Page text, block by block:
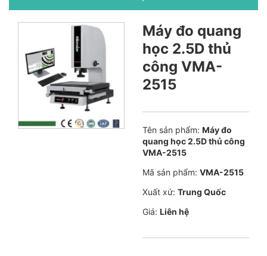
Máy đo quang
học 2.5D thủ
công VMA-
2515
Tên sản phẩm: Máy đo
quang học 2.5D thủ công
VMA-2515
Mã sản phẩm: VMA-2515
Xuất xứ: Trung Quốc
Giá: Liên hệ